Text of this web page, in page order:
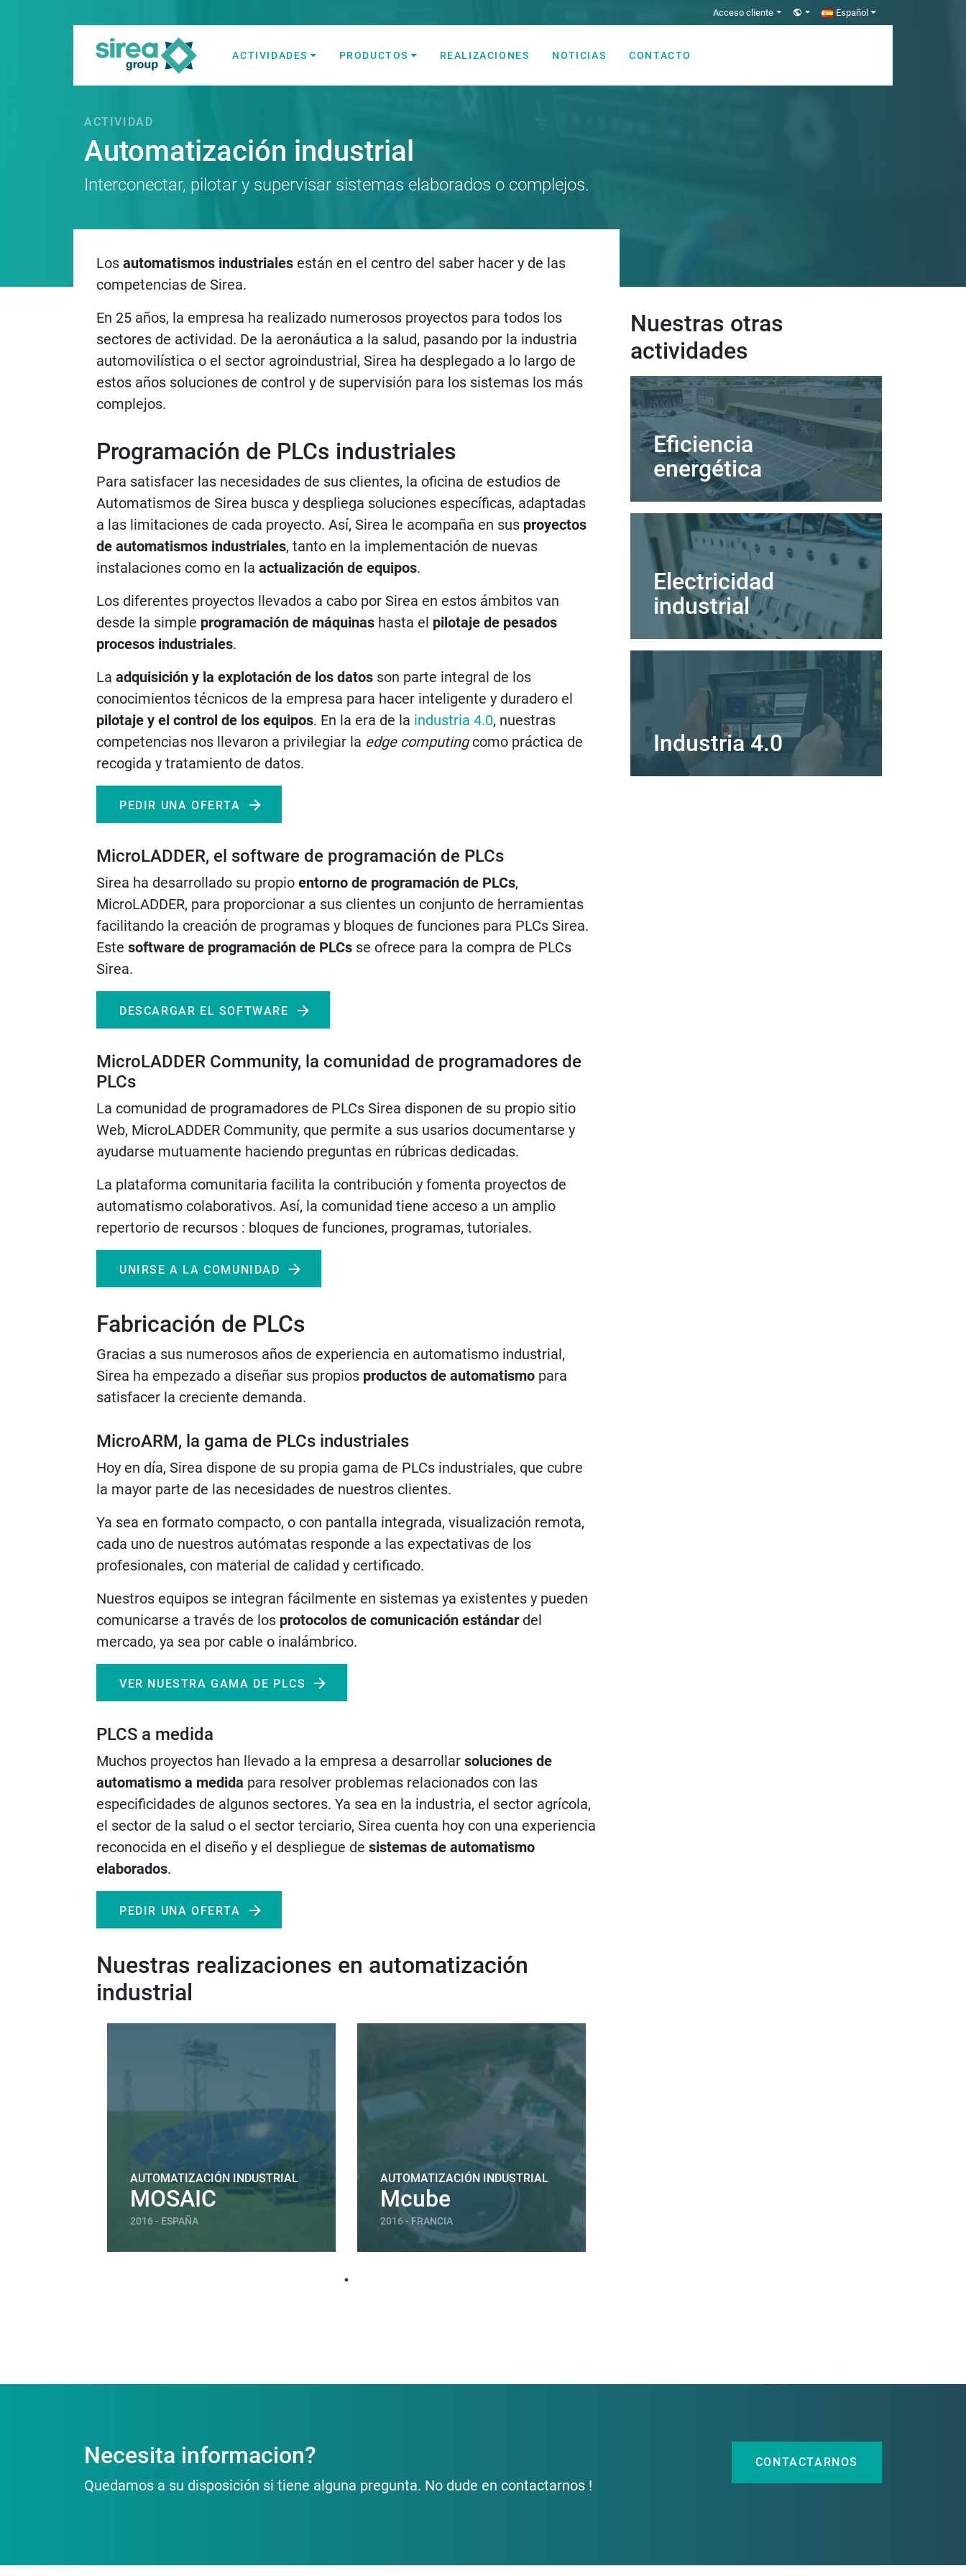
Acceso cliente Español
ACTIVIDADES PRODUCTOS REALIZACIONES NOTICIAS CONTACTO
ACTIVIDAD
Automatización industrial
Interconectar, pilotar y supervisar sistemas elaborados o complejos.
Los automatismos industriales están en el centro del saber hacer y de las
competencias de Sirea.
En 25 años, la empresa ha realizado numerosos proyectos para todos los
sectores de actividad. De la aeronáutica a la salud, pasando por la industria
automovilística o el sector agroindustrial, Sirea ha desplegado a lo largo de
estos años soluciones de control y de supervisión para los sistemas los más
complejos.
Programación de PLCs industriales
Para satisfacer las necesidades de sus clientes, la oficina de estudios de
Automatismos de Sirea busca y despliega soluciones específicas, adaptadas
a las limitaciones de cada proyecto. Así, Sirea le acompaña en sus proyectos
de automatismos industriales, tanto en la implementación de nuevas
instalaciones como en la actualización de equipos.
Los diferentes proyectos llevados a cabo por Sirea en estos ámbitos van
desde la simple programación de máquinas hasta el pilotaje de pesados
procesos industriales.
La adquisición y la explotación de los datos son parte integral de los
conocimientos técnicos de la empresa para hacer inteligente y duradero el
pilotaje y el control de los equipos. En la era de la industria 4.0, nuestras
competencias nos llevaron a privilegiar la edge computingcomo práctica de
recogida y tratamiento de datos.
PEDIR UNA OFERTA
MicroLADDER, el software de programación de PLCs
Sirea ha desarrollado su propio entorno de programación de PLCs,
MicroLADDER, para proporcionar a sus clientes un conjunto de herramientas
facilitando la creación de programas y bloques de funciones para PLCs Sirea.
Este software de programación de PLCs se ofrece para la compra de PLCs
Sirea.
DESCARGAR EL SOFTWARE
MicroLADDER Community, la comunidad de programadores de
PLCs
La comunidad de programadores de PLCs Sirea disponen de su propio sitio
Web, MicroLADDER Community, que permite a sus usarios documentarse y
ayudarse mutuamente haciendo preguntas en rúbricas dedicadas.
La plataforma comunitaria facilita la contribución y fomenta proyectos de
automatismo colaborativos. Así, la comunidad tiene acceso a un amplio
repertorio de recursos : bloques de funciones, programas, tutoriales.
UNIRSE A LA COMUNIDAD
Fabricación de PLCs
Gracias a sus numerosos años de experiencia en automatismo industrial,
Sirea ha empezado a diseñar sus propios productos de automatismo para
satisfacer la creciente demanda.
MicroARM, la gama de PLCs industriales
Hoy en día, Sirea dispone de su propia gama de PLCs industriales, que cubre
la mayor parte de las necesidades de nuestros clientes.
Ya sea en formato compacto, o con pantalla integrada, visualización remota,
cada uno de nuestros autómatas responde a las expectativas de los
profesionales, con material de calidad y certificado.
Nuestros equipos se integran fácilmente en sistemas ya existentes y pueden
comunicarse a través de los protocolos de comunicación estándar del
mercado, ya sea por cable o inalámbrico.
VER NUESTRA GAMA DE PLCS
PLCS a medida
Muchos proyectos han llevado a la empresa a desarrollar soluciones de
automatismo a medida para resolver problemas relacionados con las
especificidades de algunos sectores. Ya sea en la industria, el sector agrícola,
el sector de la salud o el sector terciario, Sirea cuenta hoy con una experiencia
reconocida en el diseño y el despliegue de sistemas de automatismo
elaborados.
PEDIR UNA OFERTA
Nuestras realizaciones en automatización
industrial
AUTOMATIZACIÓN INDUSTRIAL
MOSAIC
2016 - ESPAÑA
AUTOMATIZACIÓN INDUSTRIAL
Mcube
2016 - FRANCIA
Nuestras otras
actividades
Eficiencia
energética
Electricidad
industrial
Industria 4.0
Necesita informacion?
Quedamos a su disposición si tiene alguna pregunta. No dude en contactarnos !
CONTACTARNOS